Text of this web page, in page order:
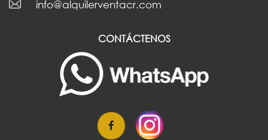
info@alquilerventacr.com
CONTÁCTENOS